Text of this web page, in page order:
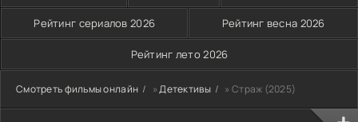
Рейтинг сериалов 2026 Рейтинг весна 2026
Рейтинг лето 2026
Смотреть фильмы онлайн »Детективы » Страж (2025)